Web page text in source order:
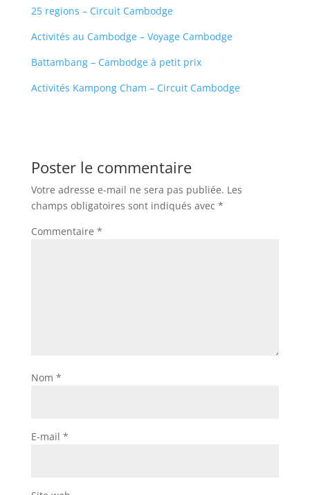
25 regions – Circuit Cambodge
Activités au Cambodge – Voyage Cambodge
Battambang – Cambodge à petit prix
Activités Kampong Cham – Circuit Cambodge
Poster le commentaire
Votre adresse e-mail ne sera pas publiée. Les
champs obligatoires sont indiqués avec *
Commentaire *
Nom *
E-mail *